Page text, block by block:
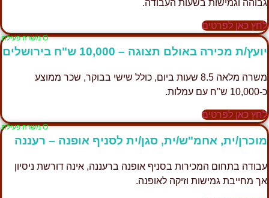
גבוהה וגמישות בשעות העבודה.
לחץ כאן לפרטים
Ο משרה פעילה
יועץ/ת מכירה באולם תצוגה – 10,000 ש"ח בירושלים
משרה מלאה 8.5 שעות ביום, כולל שישי בבוקר, שכר ממוצע
כ-10,000 ש"ח עם עמלות.
לחץ כאן לפרטים
Ο משרה פעילה
מוכרן/ית, אחמ"ש/ית, סגן/ית לסניף אופנה – רעננה
עבודה בתחום המכירות בסניף אופנה ברעננה, אינה דורשת ניסיון
אך מחייבת גמישות וזיקה לאופנה.